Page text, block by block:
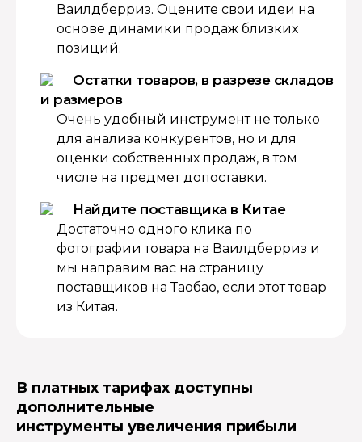
Ваилдберриз. Оцените свои идеи на
основе динамики продаж близких
позиций.
Остатки товаров, в разрезе складов
и размеров
Очень удобный инструмент не только
для анализа конкурентов, но и для
оценки собственных продаж, в том
числе на предмет допоставки.
Найдите поставщика в Китае
Достаточно одного клика по
фотографии товара на Ваилдберриз и
мы направим вас на страницу
поставщиков на Таобао, если этот товар
из Китая.
В платных тарифах доступны
дополнительные
инструменты увеличения прибыли